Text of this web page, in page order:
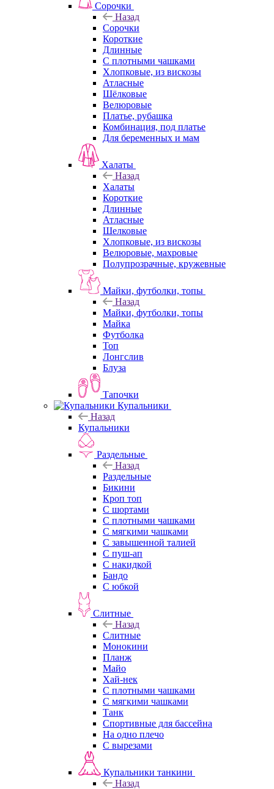
Сорочки
Назад
Сорочки
Короткие
Длинные
С плотными чашками
Хлопковые, из вискозы
Атласные
Шёлковые
Велюровые
Платье, рубашка
Комбинация, под платье
Для беременных и мам
Халаты
Назад
Халаты
Короткие
Длинные
Атласные
Шелковые
Хлопковые, из вискозы
Велюровые, махровые
Полупрозрачные, кружевные
Майки, футболки, топы
Назад
Майки, футболки, топы
Майка
Футболка
Топ
Лонгслив
Блуза
Тапочки
Купальники
Назад
Купальники
Раздельные
Назад
Раздельные
Бикини
Кроп топ
С шортами
С плотными чашками
С мягкими чашками
С завышенной талией
С пуш-ап
С накидкой
Бандо
С юбкой
Слитные
Назад
Слитные
Монокини
Планж
Майо
Хай-нек
С плотными чашками
С мягкими чашками
Танк
Спортивные для бассейна
На одно плечо
С вырезами
Купальники танкини
Назад